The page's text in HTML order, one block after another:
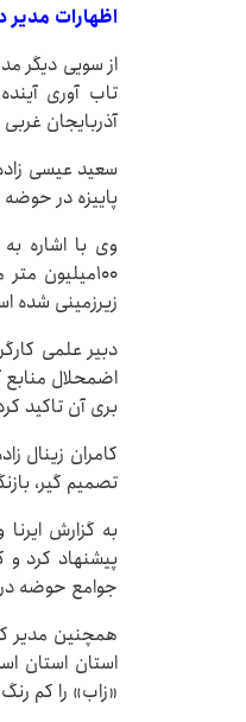
اظهارات مدیر
از سویی دیگر
تاب آوری
آذربایجان
پاییزه در
زیرزمینی شده
دبیر علمی
اضمحلال
بری آن تاکید
کامران زینال
تصمیم گیر،
به گزارش
پیشنهاد کرد
جوامع حوضه
همچنین مدیر
استان استان
«زاب» را کم